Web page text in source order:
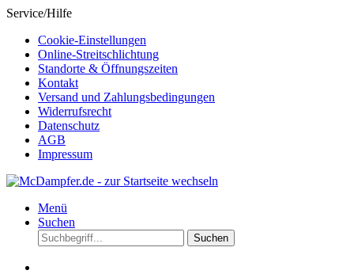
Service/Hilfe
Cookie-Einstellungen
Online-Streitschlichtung
Standorte & Öffnungszeiten
Kontakt
Versand und Zahlungsbedingungen
Widerrufsrecht
Datenschutz
AGB
Impressum
Menü
Suchen
Suchen